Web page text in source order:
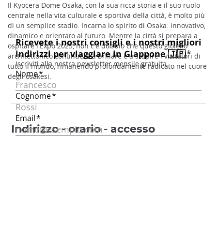
Il Kyocera Dome Osaka, con la sua ricca storia e il suo ruolo
centrale nella vita culturale e sportiva della città, è molto più
di un semplice stadio. Incarna lo spirito di Osaka: innovativo,
dinamico e orientato al futuro. Mentre la città si prepara a
ospitare l'Expo 2025, non c'è dubbio che questo gioiello
architettonico continuerà a brillare e a stupire i visitatori di
tutto il mondo, rimanendo profondamente radicato nel cuore
degli osakesi.
Indirizzo - orario - accesso